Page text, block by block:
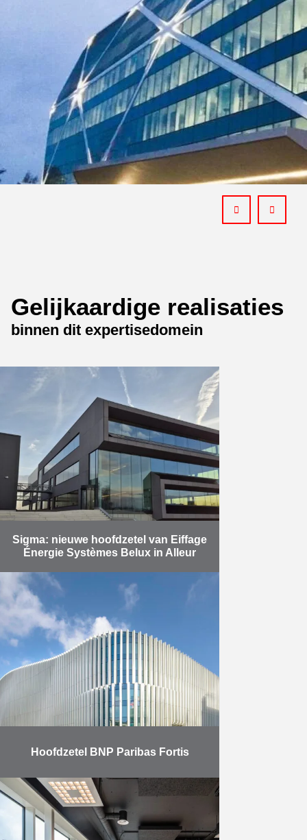
Gelijkaardige realisaties
binnen dit expertisedomein
Sigma: nieuwe hoofdzetel van Eiffage
Énergie Systèmes Belux in Alleur
In de industriezone van Alleur
(nabij Luik) is Sigma, de hoofdzetel
van Eiffage Énergie Systèmes,
zowel het resultaat als het
uithangbord van de expertise van
…
Meer
Hoofdzetel BNP Paribas Fortis
Na vier jaar van intense
werkzaamheden, leverde Eiffage
Benelux in november 2021 het
emblematische nieuwe